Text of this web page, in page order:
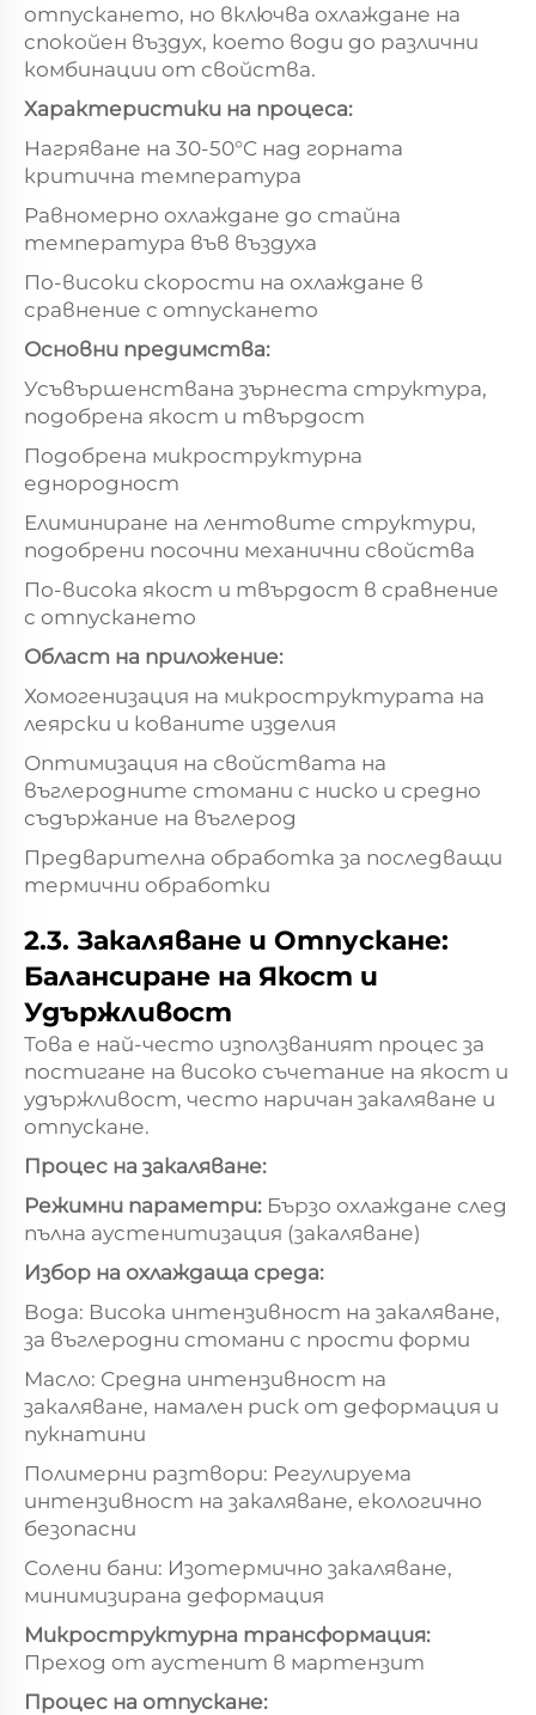
отпускането, но включва охлаждане на
спокойен въздух, което води до различни
комбинации от свойства.
Характеристики на процеса:
Нагряване на 30-50°C над горната
критична температура
Равномерно охлаждане до стайна
температура във въздуха
По-високи скорости на охлаждане в
сравнение с отпускането
Основни предимства:
Усъвършенствана зърнеста структура,
подобрена якост и твърдост
Подобрена микроструктурна
еднородност
Елиминиране на лентовите структури,
подобрени посочни механични свойства
По-висока якост и твърдост в сравнение
с отпускането
Област на приложение:
Хомогенизация на микроструктурата на
леярски и кованите изделия
Оптимизация на свойствата на
въглеродните стомани с ниско и средно
съдържание на въглерод
Предварителна обработка за последващи
термични обработки
2.3. Закаляване и Отпускане:
Балансиране на Якост и
Удържливост
Това е най-често използваният процес за
постигане на високо съчетание на якост и
удържливост, често наричан закаляване и
отпускане.
Процес на закаляване:
Режимни параметри: Бързо охлаждане след
пълна аустенитизация (закаляване)
Избор на охлаждаща среда:
Вода: Висока интензивност на закаляване,
за въглеродни стомани с прости форми
Масло: Средна интензивност на
закаляване, намален риск от деформация и
пукнатини
Полимерни разтвори: Регулируема
интензивност на закаляване, екологично
безопасни
Солени бани: Изотермично закаляване,
минимизирана деформация
Микроструктурна трансформация:
Преход от аустенит в мартензит
Процес на отпускане: